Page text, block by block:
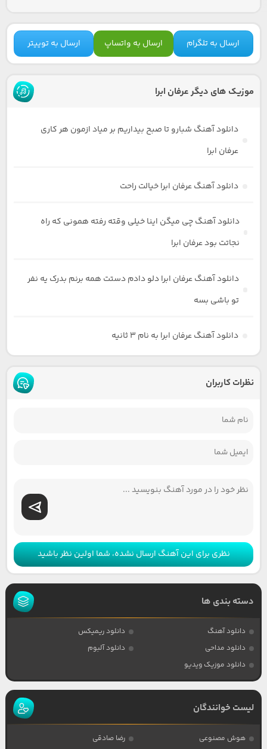
ارسال به تلگرام ارسال به واتساپ ارسال به توییتر
موزیک های دیگر عرفان ابرا
دانلود آهنگ شبارو تا صبح بیداریم بر میاد ازمون هر کاری
عرفان ابرا
دانلود آهنگ عرفان ابرا خیالت راحت
دانلود آهنگ چی‌ میگن‌ اینا خیلی وقته رفته همونی که راه
نجاتت بود عرفان ابرا
دانلود آهنگ عرفان ابرا دلو دادم دستت همه برنم بدرک یه نفر
تو باشی بسه
دانلود آهنگ عرفان ابرا به نام ۳ ثانیه
نظرات کاربران
نظری برای این آهنگ ارسال نشده، شما اولین نظر باشید
دسته بندی ها
دانلود آهنگ
دانلود ریمیکس
دانلود مداحی
دانلود آلبوم
دانلود موزیک ویدیو
لیست خوانندگان
هوش مصنوعی رضا صادقی